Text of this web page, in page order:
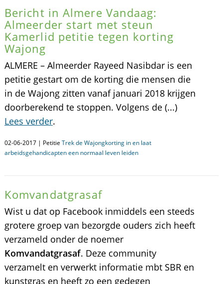
Bericht in Almere Vandaag:
Almeerder start met steun
Kamerlid petitie tegen korting
Wajong
ALMERE – Almeerder Rayeed Nasibdar is een
petitie gestart om de korting die mensen die
in de Wajong zitten vanaf januari 2018 krijgen
doorberekend te stoppen. Volgens de (...)
Lees verder.
02-06-2017 | Petitie Trek de Wajongkorting in en laat
arbeidsgehandicapten een normaal leven leiden
Komvandatgrasaf
Wist u dat op Facebook inmiddels een steeds
grotere groep van bezorgde ouders zich heeft
verzameld onder de noemer
Komvandatgrasaf. Deze community
verzamelt en verwerkt informatie mbt SBR en
kunstgras en heeft zo een gedegen